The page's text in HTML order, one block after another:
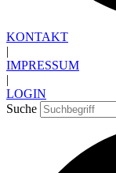
KONTAKT
|
IMPRESSUM
|
LOGIN
Suche